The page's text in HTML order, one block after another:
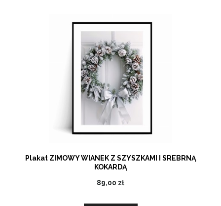
Plakat ZIMOWY WIANEK Z SZYSZKAMI I SREBRNĄ
KOKARDĄ
89,00 zł